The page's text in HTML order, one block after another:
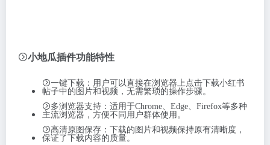
小地瓜插件功能特性
一键下载：用户可以直接在浏览器上点击下载小红书
帖子中的图片和视频，无需繁琐的操作步骤。
多浏览器支持：适用于Chrome、Edge、Firefox等多种
主流浏览器，方便不同用户群体使用。
高清原图保存：下载的图片和视频保持原有清晰度，
保证了下载内容的质量。